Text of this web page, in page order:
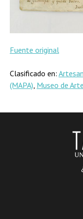
Fuente original
Clasificado en:
(MAPA), Museo de